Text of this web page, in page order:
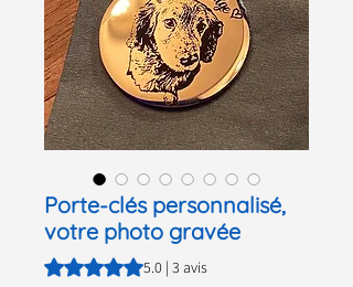
Porte-clés personnalisé,
votre photo gravée
La note est de 5.0 sur cinq étoiles selon
5.0 | 3 avis